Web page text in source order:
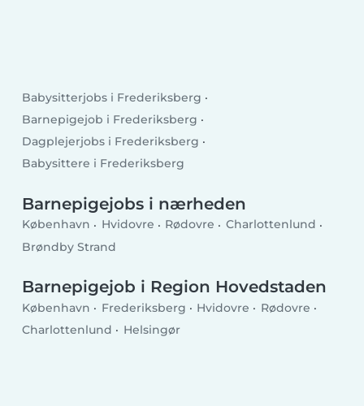
Babysitterjobs i Frederiksberg
Barnepigejob i Frederiksberg
Dagplejerjobs i Frederiksberg
Babysittere i Frederiksberg
Barnepigejobs i nærheden
København Hvidovre Rødovre
Charlottenlund
Brøndby Strand
Barnepigejob i Region Hovedstaden
København Frederiksberg Hvidovre
Rødovre
Charlottenlund
Helsingør